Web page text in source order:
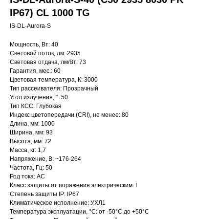
IP67) CL 1000 TG
IS-DL-Aurora-S
Мощность, Вт: 40
Световой поток, лм: 2935
Световая отдача, лм/Вт: 73
Гарантия, мес.: 60
Цветовая температура, К: 3000
Тип рассеивателя: Прозрачный
Угол излучения, °: 50
Тип КСС: Глубокая
Индекс цветопередачи (CRI), не менее: 80
Длина, мм: 1000
Ширина, мм: 93
Высота, мм: 72
Масса, кг: 1,7
Напряжение, В: ~176-264
Частота, Гц: 50
Род тока: AC
Класс защиты от поражения электрическим: I
Степень защиты IP: IP67
Климатическое исполнение: УХЛ1
Температура эксплуатации, °С: от -50°C до +50°C